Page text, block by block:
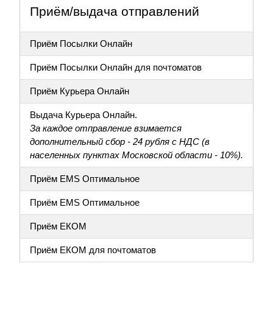
Приём/выдача отправлений
Приём Посылки Онлайн
Приём Посылки Онлайн для почтоматов
Приём Курьера Онлайн
Выдача Курьера Онлайн.
За каждое отправление взимается
дополнительный сбор - 24 рубля с НДС (в
населенных пунктах Московской области - 10%).
Приём EMS Оптимальное
Приём EMS Оптимальное
Приём ЕКОМ
Приём ЕКОМ для почтоматов